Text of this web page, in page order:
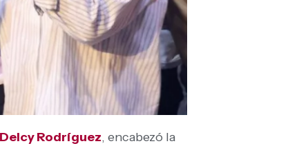
Delcy Rodríguez, encabezó la